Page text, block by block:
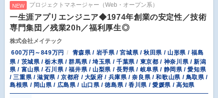
NEW プロジェクトマネージャー（Web・オープン系）
一生涯アプリエンジニア◆1974年創業の安定性／技術
専門集団／残業20h／福利厚生◎
株式会社メイテック
600万円～849万円
青森県 / 岩手県 / 宮城県 / 秋田県 / 山形県 / 福島
県 / 茨城県 / 栃木県 / 群馬県 / 埼玉県 / 千葉県 / 東京都 / 神奈川県 / 新潟
県 / 富山県 / 石川県 / 福井県 / 山梨県 / 長野県 / 岐阜県 / 静岡県 / 愛知県
/ 三重県 / 滋賀県 / 京都府 / 大阪府 / 兵庫県 / 奈良県 / 和歌山県 / 鳥取県 /
島根県 / 岡山県 / 広島県 / 山口県 / 徳島県 / 香川県 / 愛媛県 / 高知県